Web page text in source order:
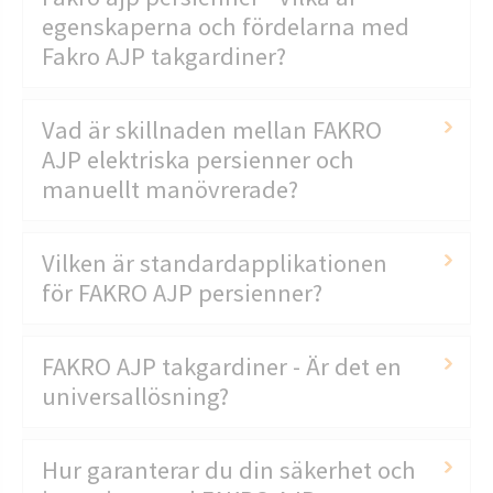
egenskaperna och fördelarna med
Fakro AJP takgardiner?
Vad är skillnaden mellan FAKRO
AJP elektriska persienner och
manuellt manövrerade?
Vilken är standardapplikationen
för FAKRO AJP persienner?
FAKRO AJP takgardiner - Är det en
universallösning?
Hur garanterar du din säkerhet och